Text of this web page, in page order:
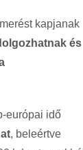
kapjanak
és
európai idő
, beleértve